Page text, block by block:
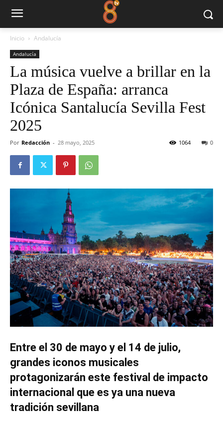
Inicio Andalucía
Andalucía
La música vuelve a brillar en la
Plaza de España: arranca
Icónica Santalucía Sevilla Fest
2025
Por Redacción - 28 mayo, 2025 0
1064
Entre el 30 de mayo y el 14 de julio,
grandes iconos musicales
protagonizarán este festival de impacto
internacional que es ya una nueva
tradición sevillana